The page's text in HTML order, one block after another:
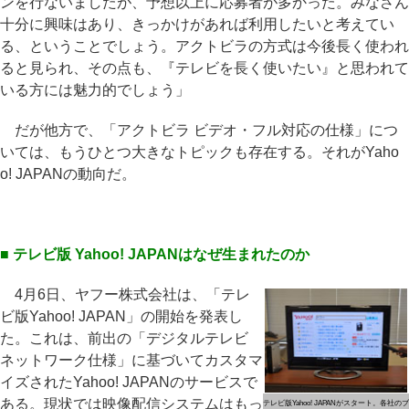
十分に興味はあり、きっかけがあれば利用したいと考えてい
る、ということでしょう。アクトビラの方式は今後長く使われ
ると見られ、その点も、『テレビを長く使いたい』と思われて
いる方には魅力的でしょう」
だが他方で、「アクトビラ ビデオ・フル対応の仕様」につ
いては、もうひとつ大きなトピックも存在する。それがYaho
o! JAPANの動向だ。
■ テレビ版 Yahoo! JAPANはなぜ生まれたのか
テレビ版Yahoo! JAPANがスタート。各社のブ
4月6日、ヤフー株式会社は、「テレ
ビ版Yahoo! JAPAN」の開始を発表し
た。これは、前出の「デジタルテレビ
ネットワーク仕様」に基づいてカスタマ
イズされたYahoo! JAPANのサービスで
ある。現状では映像配信システムはもっ